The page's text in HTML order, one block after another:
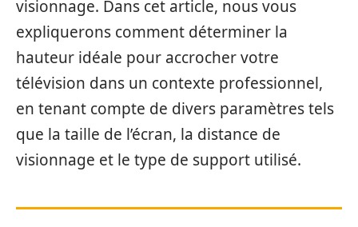
visionnage. Dans cet article, nous vous
expliquerons comment déterminer la
hauteur idéale pour accrocher votre
télévision dans un contexte professionnel,
en tenant compte de divers paramètres tels
que la taille de l’écran, la distance de
visionnage et le type de support utilisé.